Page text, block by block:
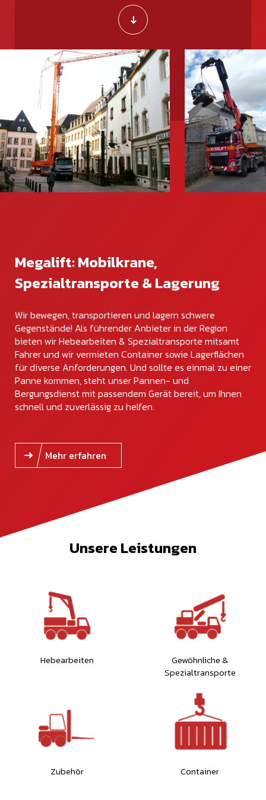
Kontakt
Kontaktformular
DE FR
Megalift: Mobilkrane,
Spezialtransporte & Lagerung
Wir bewegen, transportieren und lagern schwere
Gegenstände! Als führender Anbieter in der Region
bieten wir Hebearbeiten & Spezialtransporte mitsamt
Fahrer und wir vermieten Container sowie Lagerflächen
für diverse Anforderungen. Und sollte es einmal zu einer
Panne kommen, steht unser Pannen- und
Bergungsdienst mit passendem Gerät bereit, um Ihnen
schnell und zuverlässig zu helfen.
Mehr erfahren
Unsere Leistungen
Hebearbeiten
Gewöhnliche &
Spezialtransporte
Zubehör Container